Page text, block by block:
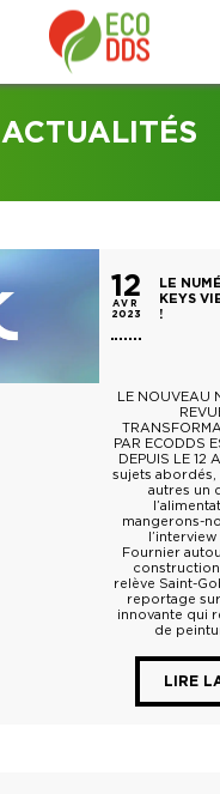
ACTUALITÉS
12
AVR
2023
LE
KEYS
!
LE NOUVEAU
PAR ECODDS
DEPUIS LE 12
sujets
autres un
mangerons-
Fournier
relève Saint-
reportage
innovante qui
de
LIRE